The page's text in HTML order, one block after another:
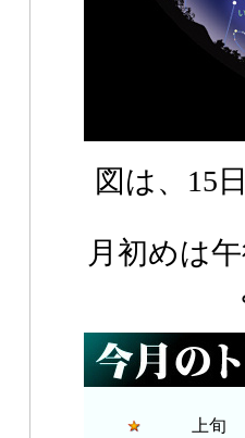
図は、15
月初めは
上旬